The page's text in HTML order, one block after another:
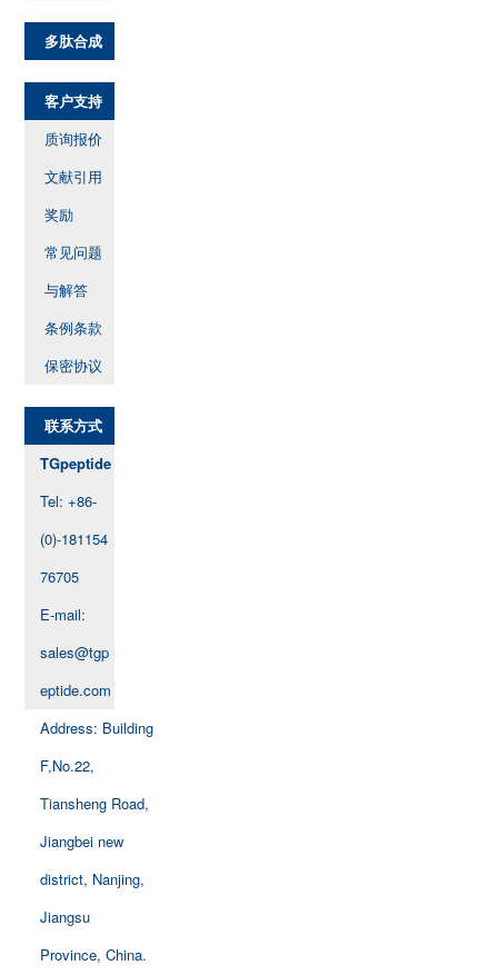
多肽合成
客户支持
质询报价
文献引用
奖励
常见问题
与解答
条例条款
保密协议
联系方式
TGpeptide
Tel: +86-
(0)-181154
76705
E-mail:
sales@tgp
eptide.com
Address: Building
F,No.22,
Tiansheng Road,
Jiangbei new
district, Nanjing,
Jiangsu
Province, China.